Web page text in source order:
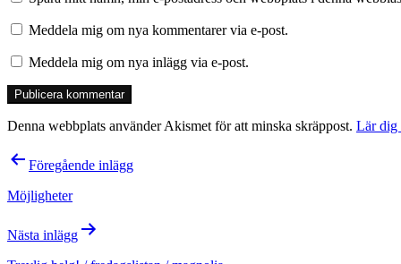
Meddela mig om nya kommentarer via e-post.
Meddela mig om nya inlägg via e-post.
Denna webbplats använder Akismet för att minska skräppost. Lär dig
Inläggsnavigering
Föregående inlägg
Möjligheter
Nästa inlägg